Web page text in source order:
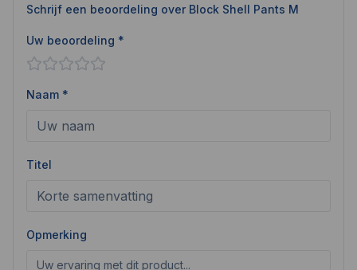
Schrijf een beoordeling over Block Shell Pants M
Uw beoordeling *
Naam *
Titel
Opmerking